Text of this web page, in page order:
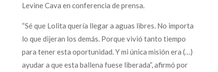
Levine Cava en conferencia de prensa.
“Sé que Lolita quería llegar a aguas libres. No importa
lo que dijeran los demás. Porque vivió tanto tiempo
para tener esta oportunidad. Y mi única misión era (…)
ayudar a que esta ballena fuese liberada”, afirmó por